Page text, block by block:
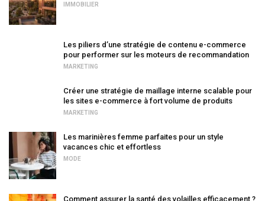
IMMOBILIER
Les piliers d’une stratégie de contenu e-commerce
pour performer sur les moteurs de recommandation
MARKETING
Créer une stratégie de maillage interne scalable pour
les sites e-commerce à fort volume de produits
MARKETING
Les marinières femme parfaites pour un style
vacances chic et effortless
MODE
Comment assurer la santé des volailles efficacement ?